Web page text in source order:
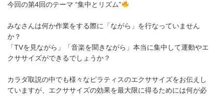
今回の第4回のテーマ “集中とリズム”
みなさんは何か作業をする際に「ながら」を行なっていません
か？
「TVを見ながら」「音楽を聞きながら」本当に集中して運動やエ
クササイズができるでしょうか？
カラダ取説の中でも様々なピラティスのエクササイズをお伝えし
ていますが、エクササイズの効果を最大限に得るためには何が必